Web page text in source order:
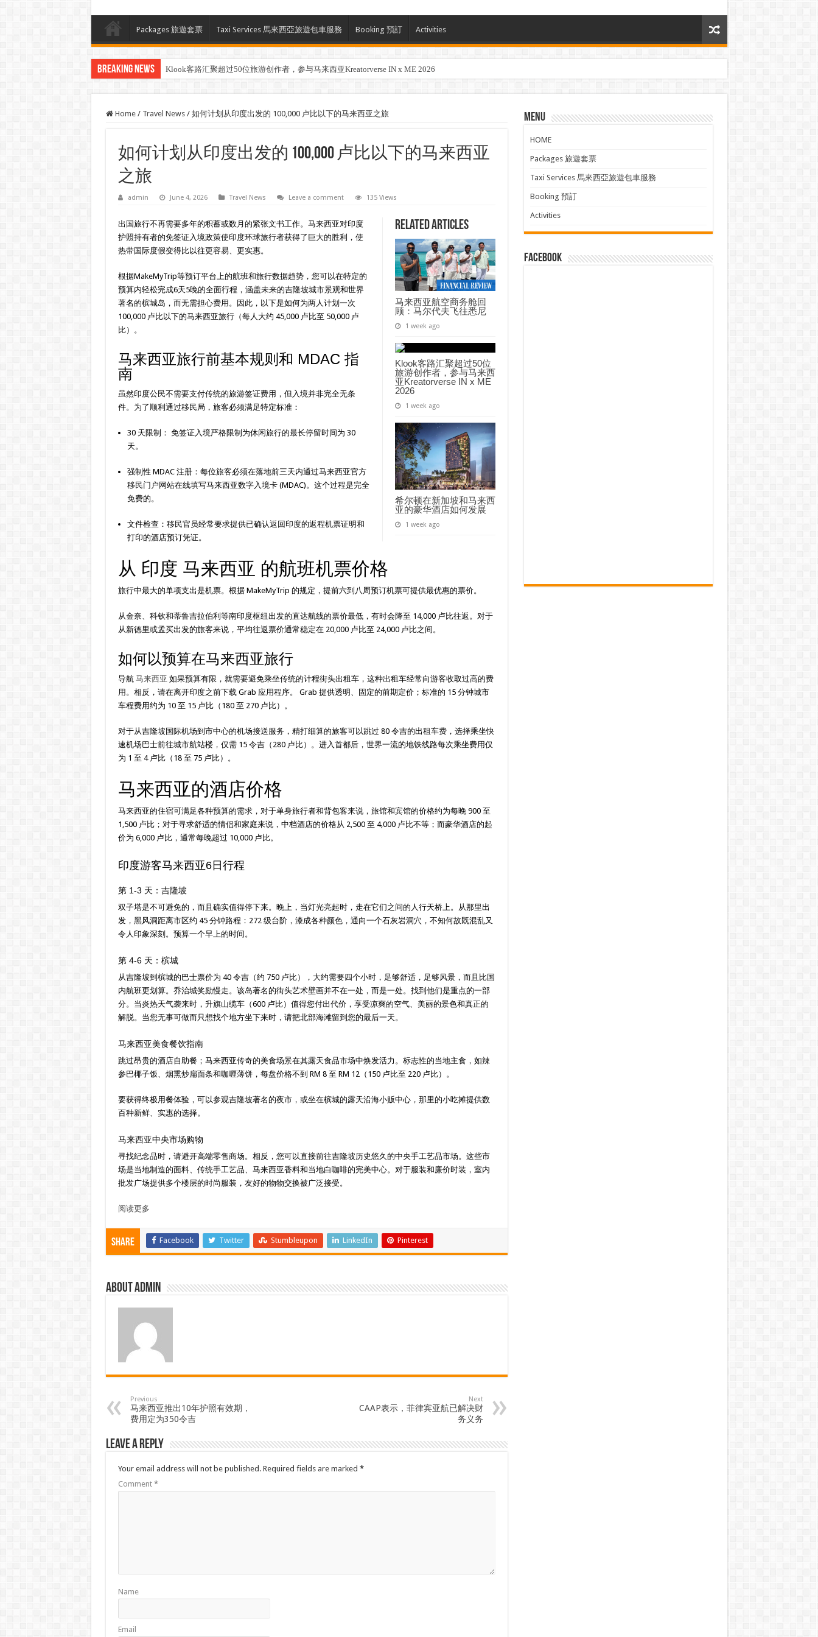
Packages 旅遊套票 Taxi Services 馬來西亞旅遊包車服務 Booking 預訂 Activities
Breaking News Klook客路汇聚超过50位旅游创作者，参与马来西亚Kreatorverse IN x ME 2026
Home / Travel News / 如何计划从印度出发的 100,000 卢比以下的马来西亚之旅
如何计划从印度出发的 100,000 卢比以下的马来西亚
之旅
admin June 4, 2026 Travel News Leave a comment 135 Views
Related Articles
马来西亚航空商务舱回
顾：马尔代夫飞往悉尼
1 week ago
Klook客路汇聚超过50位
旅游创作者，参与马来西
亚Kreatorverse IN x ME
2026
1 week ago
希尔顿在新加坡和马来西
亚的豪华酒店如何发展
1 week ago
出国旅行不再需要多年的积蓄或数月的紧张文书工作。马来西亚对印度
护照持有者的免签证入境政策使印度环球旅行者获得了巨大的胜利，使
热带国际度假变得比以往更容易、更实惠。
根据MakeMyTrip等预订平台上的航班和旅行数据趋势，您可以在特定的
预算内轻松完成6天5晚的全面行程，涵盖未来的吉隆坡城市景观和世界
著名的槟城岛，而无需担心费用。因此，以下是如何为两人计划一次
100,000 卢比以下的马来西亚旅行（每人大约 45,000 卢比至 50,000 卢
比）。
马来西亚旅行前基本规则和 MDAC 指
南
虽然印度公民不需要支付传统的旅游签证费用，但入境并非完全无条
件。为了顺利通过移民局，旅客必须满足特定标准：
30 天限制： 免签证入境严格限制为休闲旅行的最长停留时间为 30
天。
强制性 MDAC 注册：每位旅客必须在落地前三天内通过马来西亚官方
移民门户网站在线填写马来西亚数字入境卡 (MDAC)。这个过程是完全
免费的。
文件检查：移民官员经常要求提供已确认返回印度的返程机票证明和
打印的酒店预订凭证。
从 印度 马来西亚 的航班机票价格
旅行中最大的单项支出是机票。根据 MakeMyTrip 的规定，提前六到八周预订机票可提供最优惠的票价。
从金奈、科钦和蒂鲁吉拉伯利等南印度枢纽出发的直达航线的票价最低，有时会降至 14,000 卢比往返。对于
从新德里或孟买出发的旅客来说，平均往返票价通常稳定在 20,000 卢比至 24,000 卢比之间。
如何以预算在马来西亚旅行
导航 马来西亚 如果预算有限，就需要避免乘坐传统的计程街头出租车，这种出租车经常向游客收取过高的费
用。相反，请在离开印度之前下载 Grab 应用程序。 Grab 提供透明、固定的前期定价；标准的 15 分钟城市
车程费用约为 10 至 15 卢比（180 至 270 卢比）。
对于从吉隆坡国际机场到市中心的机场接送服务，精打细算的旅客可以跳过 80 令吉的出租车费，选择乘坐快
速机场巴士前往城市航站楼，仅需 15 令吉（280 卢比）。进入首都后，世界一流的地铁线路每次乘坐费用仅
为 1 至 4 卢比（18 至 75 卢比）。
马来西亚的酒店价格
马来西亚的住宿可满足各种预算的需求，对于单身旅行者和背包客来说，旅馆和宾馆的价格约为每晚 900 至
1,500 卢比；对于寻求舒适的情侣和家庭来说，中档酒店的价格从 2,500 至 4,000 卢比不等；而豪华酒店的起
价为 6,000 卢比，通常每晚超过 10,000 卢比。
印度游客马来西亚6日行程
第 1-3 天：吉隆坡
双子塔是不可避免的，而且确实值得停下来。晚上，当灯光亮起时，走在它们之间的人行天桥上。从那里出
发，黑风洞距离市区约 45 分钟路程：272 级台阶，漆成各种颜色，通向一个石灰岩洞穴，不知何故既混乱又
令人印象深刻。预算一个早上的时间。
第 4-6 天：槟城
从吉隆坡到槟城的巴士票价为 40 令吉（约 750 卢比），大约需要四个小时，足够舒适，足够风景，而且比国
内航班更划算。乔治城奖励慢走。该岛著名的街头艺术壁画并不在一处，而是一处。找到他们是重点的一部
分。当炎热天气袭来时，升旗山缆车（600 卢比）值得您付出代价，享受凉爽的空气、美丽的景色和真正的
解脱。当您无事可做而只想找个地方坐下来时，请把北部海滩留到您的最后一天。
马来西亚美食餐饮指南
跳过昂贵的酒店自助餐；马来西亚传奇的美食场景在其露天食品市场中焕发活力。标志性的当地主食，如辣
参巴椰子饭、烟熏炒扁面条和咖喱薄饼，每盘价格不到 RM 8 至 RM 12（150 卢比至 220 卢比）。
要获得终极用餐体验，可以参观吉隆坡著名的夜市，或坐在槟城的露天沿海小贩中心，那里的小吃摊提供数
百种新鲜、实惠的选择。
马来西亚中央市场购物
寻找纪念品时，请避开高端零售商场。相反，您可以直接前往吉隆坡历史悠久的中央手工艺品市场。这些市
场是当地制造的面料、传统手工艺品、马来西亚香料和当地白咖啡的完美中心。对于服装和廉价时装，室内
批发广场提供多个楼层的时尚服装，友好的物物交换被广泛接受。
阅读更多
Share Facebook Twitter Stumbleupon LinkedIn Pinterest
About admin
Previous
马来西亚推出10年护照有效期，
费用定为350令吉
Next
CAAP表示，菲律宾亚航已解决财
务义务
Leave a Reply
Your email address will not be published. Required fields are marked *
Comment *
Name
Email
Menu
HOME
Packages 旅遊套票
Taxi Services 馬來西亞旅遊包車服務
Booking 預訂
Activities
facebook